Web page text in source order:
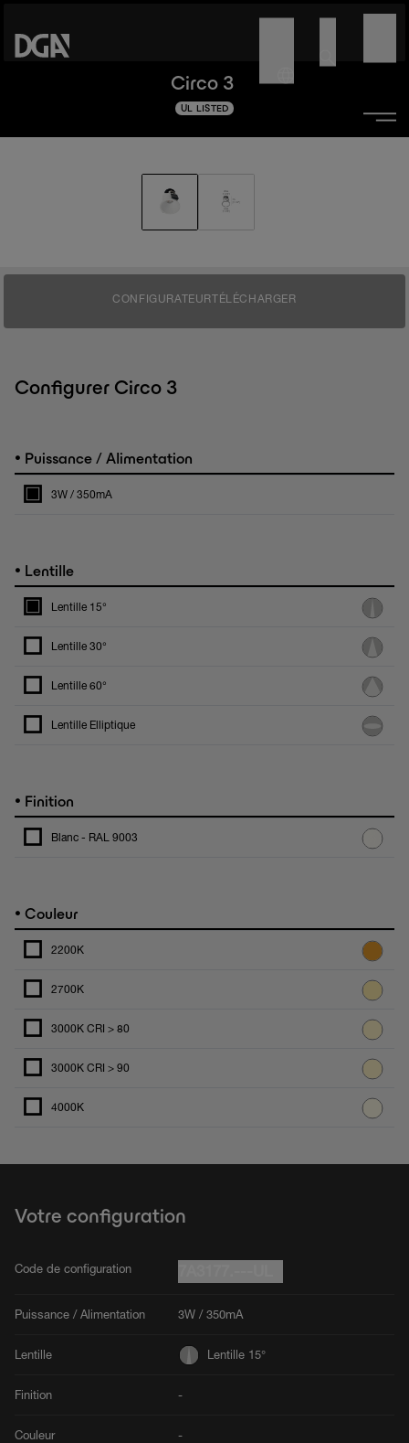
Circo 3
UL LISTED
CONFIGURATEURTÉLÉCHARGER
Configurer Circo 3
• Puissance / Alimentation
3W / 350mA
• Lentille
Lentille 15°
Lentille 30°
Lentille 60°
Lentille Elliptique
• Finition
Blanc - RAL 9003
• Couleur
2200K
2700K
3000K CRI > 80
3000K CRI > 90
4000K
Votre configuration
Code de configuration
Puissance / Alimentation 3W / 350mA
Lentille Lentille 15°
Finition -
Couleur -